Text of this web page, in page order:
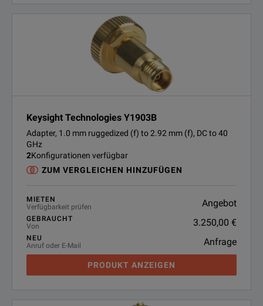
Keysight Technologies Y1903B
Adapter, 1.0 mm ruggedized (f) to 2.92 mm (f), DC to 40
GHz
2Konfigurationen verfügbar
ZUM VERGLEICHEN HINZUFÜGEN
MIETEN
Verfügbarkeit prüfen
Angebot
GEBRAUCHT
Von
3.250,00 €
NEU
Anruf oder E-Mail
Anfrage
PRODUKT ANZEIGEN